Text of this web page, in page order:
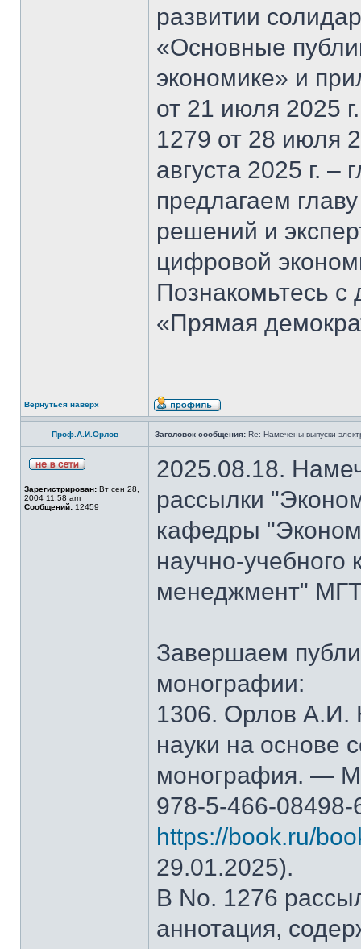
развитии
«Основные
экономике» и
от 21 июля 2025
1279 от 28 июля
августа 2025 г.
предлагаем
решений и
цифровой
Познакомьтесь
«Прямая
Вернуться наверх
Проф.А.И.Орлов Заголовок сообщения: Re: Намечены выпуски
Зарегистрирован: Вт сен 28,
2004 11:58 am
Сообщений: 12459
2025.08.18.
рассылки
кафедры
научно-
менеджмент"
Завершаем
монографии:
1306. Орлов А.И.
науки на основе
монография. —
978-5-466-
https://book.ru/
29.01.2025).
В No. 1276
аннотация,